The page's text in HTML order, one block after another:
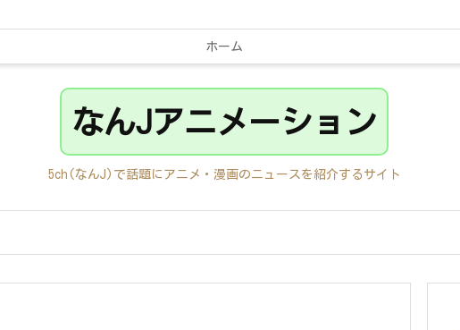
ホーム
なんJアニメーション
5ch(なんJ)で話題にアニメ・漫画のニュースを紹介するサイト